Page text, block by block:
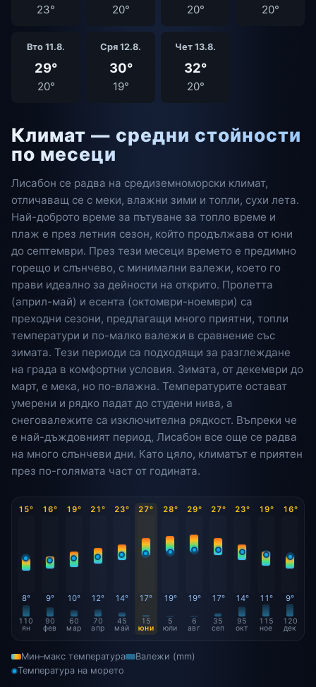
23° 20° 20° 20°
Вто 11.8.
29°
20°
Сря 12.8.
30°
19°
Чет 13.8.
32°
20°
Климат — средни стойности
по месеци
Лисабон се радва на средиземноморски климат,
отличаващ се с меки, влажни зими и топли, сухи лета.
Най-доброто време за пътуване за топло време и
плаж е през летния сезон, който продължава от юни
до септември. През тези месеци времето е предимно
горещо и слънчево, с минимални валежи, което го
прави идеално за дейности на открито. Пролетта
(април-май) и есента (октомври-ноември) са
преходни сезони, предлагащи много приятни, топли
температури и по-малко валежи в сравнение със
зимата. Тези периоди са подходящи за разглеждане
на града в комфортни условия. Зимата, от декември до
март, е мека, но по-влажна. Температурите остават
умерени и рядко падат до студени нива, а
снеговалежите са изключителна рядкост. Въпреки че
е най-дъждовният период, Лисабон все още се радва
на много слънчеви дни. Като цяло, климатът е приятен
през по-голямата част от годината.
15°
8°
110
ян
16°
9°
90
фев
19°
10°
60
мар
21°
12°
70
апр
23°
14°
45
май
27°
17°
15
юни
28°
19°
5
юли
29°
19°
6
авг
27°
17°
35
сеп
23°
14°
95
окт
19°
11°
115
ное
16°
9°
120
дек
Мин–макс температура
Валежи (mm)
Температура на морето